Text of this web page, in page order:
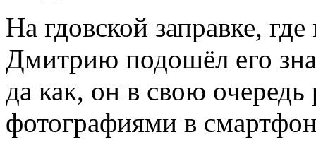
На гдовской заправке,
Дмитрию подошёл его
да как, он в свою очередь
фотографиями в